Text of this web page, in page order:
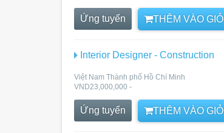
Ứng tuyển THÊM VÀO GIỎ
Interior Designer - Construction
Việt Nam Thành phố Hồ Chí Minh
VND23,000,000 -
Ứng tuyển THÊM VÀO GIỎ